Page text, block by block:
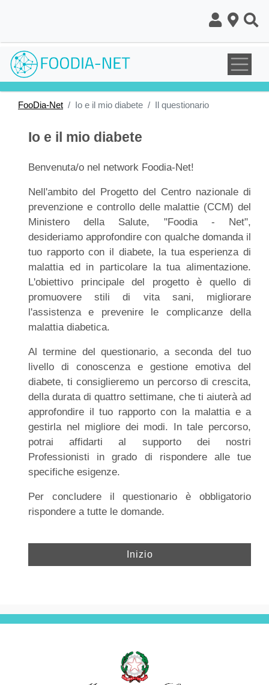
FooDia-Net Io e il mio diabete Il questionario
Io e il mio diabete
Benvenuta/o nel network Foodia-Net!
Nell'ambito del Progetto del Centro nazionale di
prevenzione e controllo delle malattie (CCM) del
Ministero della Salute, "Foodia - Net",
desideriamo approfondire con qualche domanda il
tuo rapporto con il diabete, la tua esperienza di
malattia ed in particolare la tua alimentazione.
L'obiettivo principale del progetto è quello di
promuovere stili di vita sani, migliorare
l'assistenza e prevenire le complicanze della
malattia diabetica.
Al termine del questionario, a seconda del tuo
livello di conoscenza e gestione emotiva del
diabete, ti consiglieremo un percorso di crescita,
della durata di quattro settimane, che ti aiuterà ad
approfondire il tuo rapporto con la malattia e a
gestirla nel migliore dei modi. In tale percorso,
potrai affidarti al supporto dei nostri
Professionisti in grado di rispondere alle tue
specifiche esigenze.
Per concludere il questionario è obbligatorio
rispondere a tutte le domande.
Inizio